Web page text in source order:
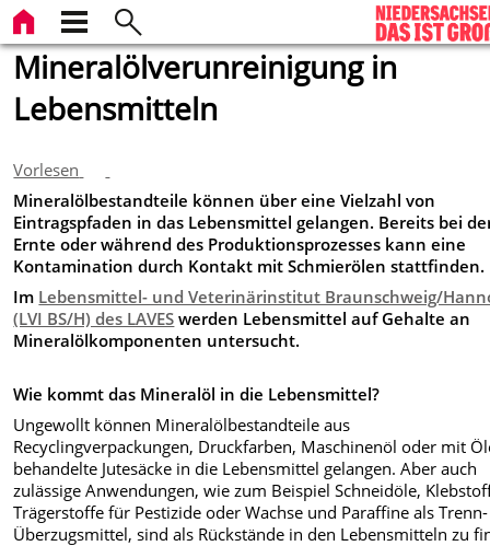
Mineralölverunreinigung in
Lebensmitteln
Vorlesen
Mineralölbestandteile können über eine Vielzahl von
Eintragspfaden in das Lebensmittel gelangen. Bereits bei
Ernte oder während des Produktionsprozesses kann eine
Kontamination durch Kontakt mit Schmierölen stattfinden.
Im Lebensmittel- und Veterinärinstitut Braunschweig/
(LVI BS/H) des LAVES werden Lebensmittel auf Gehalte an
Mineralölkomponenten untersucht.
Wie kommt das Mineralöl in die Lebensmittel?
Ungewollt können Mineralölbestandteile aus
Recyclingverpackungen, Druckfarben, Maschinenöl oder mit
behandelte Jutesäcke in die Lebensmittel gelangen. Aber auch
zulässige Anwendungen, wie zum Beispiel Schneidöle,
Trägerstoffe für Pestizide oder Wachse und Paraffine als
Überzugsmittel, sind als Rückstände in den Lebensmitteln zu